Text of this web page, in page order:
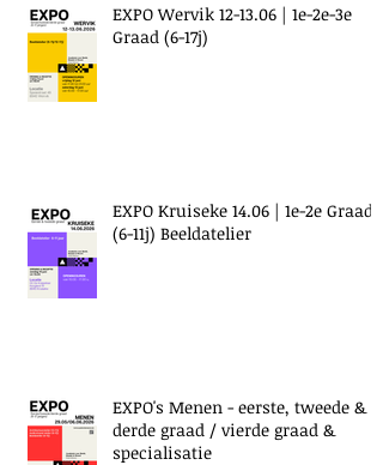
EXPO Wervik 12-13.06 | 1e-2e-3e
Graad (6-17j)
EXPO Kruiseke 14.06 | 1e-2e Graad
(6-11j) Beeldatelier
EXPO's Menen - eerste, tweede &
derde graad / vierde graad &
specialisatie